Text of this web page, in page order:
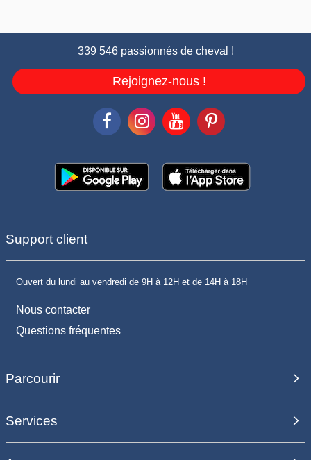
339 546 passionnés de cheval !
Rejoignez-nous !
Support client
Ouvert du lundi au vendredi de 9H à 12H et de 14H à 18H
Nous contacter
Questions fréquentes
Parcourir
Services